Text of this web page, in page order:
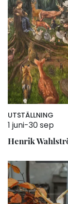
UTSTÄLLNING
1 juni-30 sep
Henrik